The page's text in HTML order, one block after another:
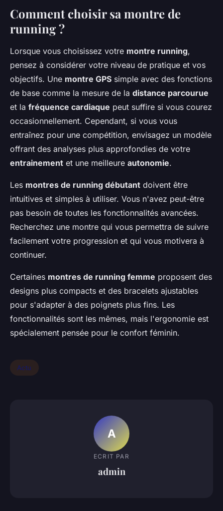
Comment choisir sa montre de
running ?
Lorsque vous choisissez votre montre running,
pensez à considérer votre niveau de pratique et vos
objectifs. Une montre GPS simple avec des fonctions
de base comme la mesure de la distance parcourue
et la fréquence cardiaque peut suffire si vous courez
occasionnellement. Cependant, si vous vous
entraînez pour une compétition, envisagez un modèle
offrant des analyses plus approfondies de votre
entrainement et une meilleure autonomie.
Les montres de running débutant doivent être
intuitives et simples à utiliser. Vous n'avez peut-être
pas besoin de toutes les fonctionnalités avancées.
Recherchez une montre qui vous permettra de suivre
facilement votre progression et qui vous motivera à
continuer.
Certaines montres de running femme proposent des
designs plus compacts et des bracelets ajustables
pour s'adapter à des poignets plus fins. Les
fonctionnalités sont les mêmes, mais l'ergonomie est
spécialement pensée pour le confort féminin.
Actu
A
ECRIT PAR
admin